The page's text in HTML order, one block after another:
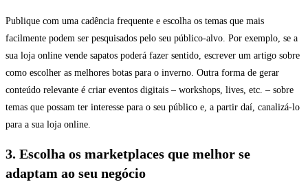
Publique com uma cadência frequente e escolha os temas que mais
facilmente podem ser pesquisados pelo seu público-alvo. Por exemplo, se a
sua loja online vende sapatos poderá fazer sentido, escrever um artigo sobre
como escolher as melhores botas para o inverno. Outra forma de gerar
conteúdo relevante é criar eventos digitais – workshops, lives, etc. – sobre
temas que possam ter interesse para o seu público e, a partir daí, canalizá-lo
para a sua loja online.
3. Escolha os marketplaces que melhor se
adaptam ao seu negócio